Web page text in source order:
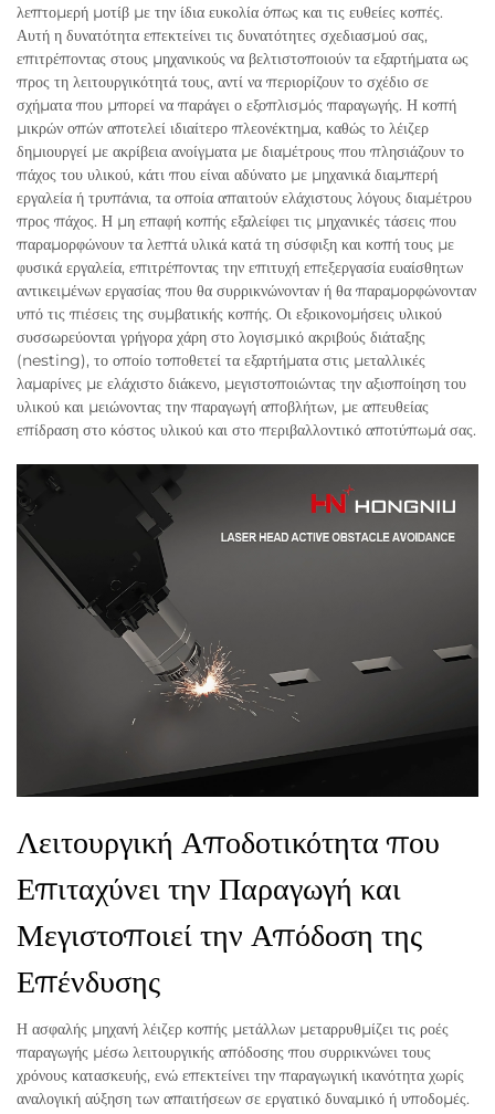
λεπτομερή μοτίβ με την ίδια ευκολία όπως και τις ευθείες κοπές.
Αυτή η δυνατότητα επεκτείνει τις δυνατότητες σχεδιασμού σας,
επιτρέποντας στους μηχανικούς να βελτιστοποιούν τα εξαρτήματα ως
προς τη λειτουργικότητά τους, αντί να περιορίζουν το σχέδιο σε
σχήματα που μπορεί να παράγει ο εξοπλισμός παραγωγής. Η κοπή
μικρών οπών αποτελεί ιδιαίτερο πλεονέκτημα, καθώς το λέιζερ
δημιουργεί με ακρίβεια ανοίγματα με διαμέτρους που πλησιάζουν το
πάχος του υλικού, κάτι που είναι αδύνατο με μηχανικά διαμπερή
εργαλεία ή τρυπάνια, τα οποία απαιτούν ελάχιστους λόγους διαμέτρου
προς πάχος. Η μη επαφή κοπής εξαλείφει τις μηχανικές τάσεις που
παραμορφώνουν τα λεπτά υλικά κατά τη σύσφιξη και κοπή τους με
φυσικά εργαλεία, επιτρέποντας την επιτυχή επεξεργασία ευαίσθητων
αντικειμένων εργασίας που θα συρρικνώνονταν ή θα παραμορφώνονταν
υπό τις πιέσεις της συμβατικής κοπής. Οι εξοικονομήσεις υλικού
συσσωρεύονται γρήγορα χάρη στο λογισμικό ακριβούς διάταξης
(nesting), το οποίο τοποθετεί τα εξαρτήματα στις μεταλλικές
λαμαρίνες με ελάχιστο διάκενο, μεγιστοποιώντας την αξιοποίηση του
υλικού και μειώνοντας την παραγωγή αποβλήτων, με απευθείας
επίδραση στο κόστος υλικού και στο περιβαλλοντικό αποτύπωμά σας.
Λειτουργική Αποδοτικότητα που
Επιταχύνει την Παραγωγή και
Μεγιστοποιεί την Απόδοση της
Επένδυσης
Η ασφαλής μηχανή λέιζερ κοπής μετάλλων μεταρρυθμίζει τις ροές
παραγωγής μέσω λειτουργικής απόδοσης που συρρικνώνει τους
χρόνους κατασκευής, ενώ επεκτείνει την παραγωγική ικανότητα χωρίς
αναλογική αύξηση των απαιτήσεων σε εργατικό δυναμικό ή υποδομές.